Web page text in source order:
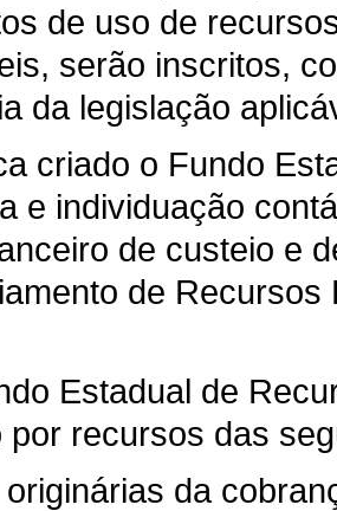
de uso de
serão inscritos,
da legislação
criado o Fundo
e individuação
de custeio e
de
Estadual de
por recursos das
da